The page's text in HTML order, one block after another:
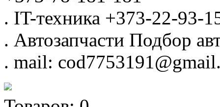
. IT-техника +373-22-93-
. Автозапчасти Подбор
. mail: